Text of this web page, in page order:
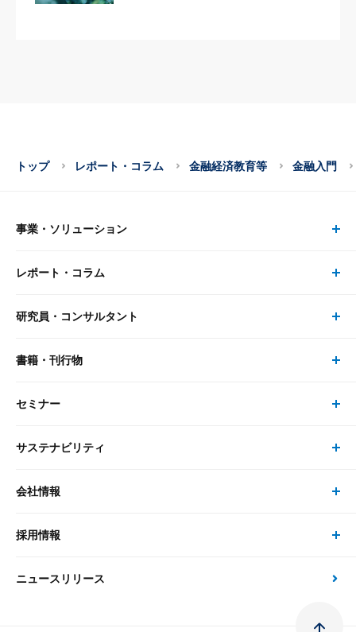
トップ レポート・コラム 金融経済教育等 金融入門
事業・ソリューション
事業・ソリューション トップ
リサーチ
大和総研の強み
先端テクノロジーに基づく新たな価値の創出
レポート・コラム
レポート・コラム トップ
最新のレポート・コラム
政策分析
研究員・コンサルタント
研究員・コンサルタント トップ
研究員
書籍・刊行物
書籍・刊行物 トップ
書籍
セミナー
セミナー トップ
現在受付中のセミナー・イベント
サステナビリティ
サステナビリティの取り組み
次世代社会への貢献
会社情報
会社情報 トップ
会社概要・役員一覧
採用情報
採用情報 トップ
ニュースリリース